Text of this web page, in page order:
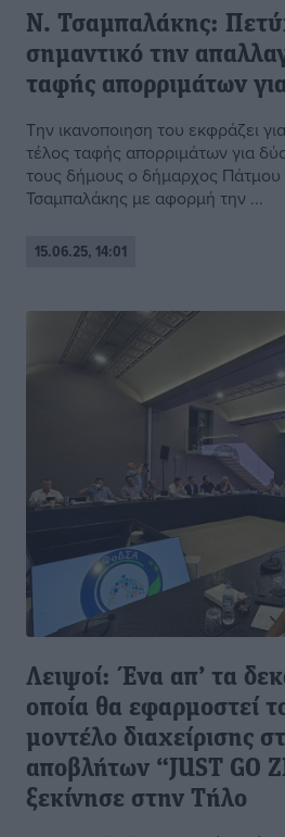
Ν. Τσαμπαλάκης:
σημαντικό την
ταφής απορριμάτων
Την ικανοποιηση του εκφράζει
τέλος ταφής απορριμάτων για
τους δήμους ο δήμαρχος Πάτμου
Τσαμπαλάκης με αφορμή την ...
15.06.25, 14:01
Λειψοί: Ένα απ’ τα
οποία θα εφαρμοστεί
μοντέλο διαχείρισης
αποβλήτων “JUST GO
ξεκίνησε στην Τήλο